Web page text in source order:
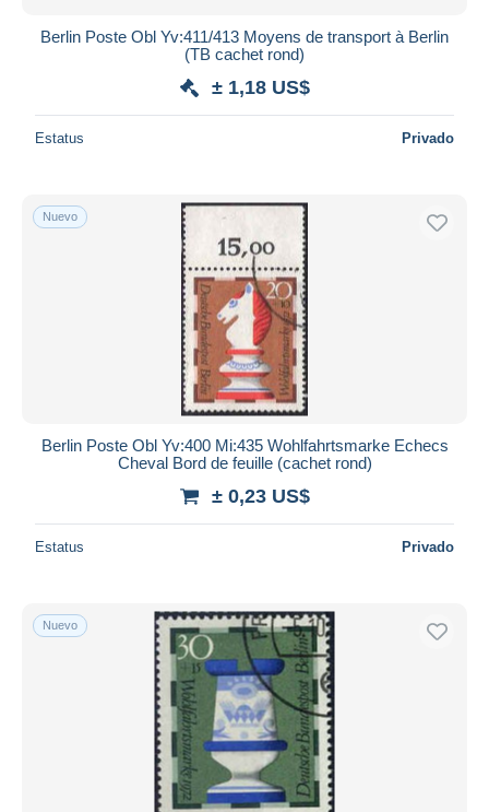
Berlin Poste Obl Yv:411/413 Moyens de transport à Berlin
(TB cachet rond)
± 1,18 US$
Estatus Privado
Nuevo
Berlin Poste Obl Yv:400 Mi:435 Wohlfahrtsmarke Echecs
Cheval Bord de feuille (cachet rond)
± 0,23 US$
Estatus Privado
Nuevo